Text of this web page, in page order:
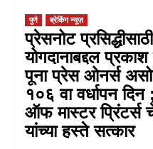
पुणे ब्रेकिंग न्यूज़
प्रेसनोट
योगदानाबद्दल
पूना प्रेस ओनर्स
१०६ वा वर्धापन
ऑफ मास्टर प्रिंटर्स
यांच्या हस्ते सत्कार